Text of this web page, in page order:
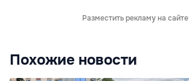
Разместить рекламу на сайте
Похожие новости